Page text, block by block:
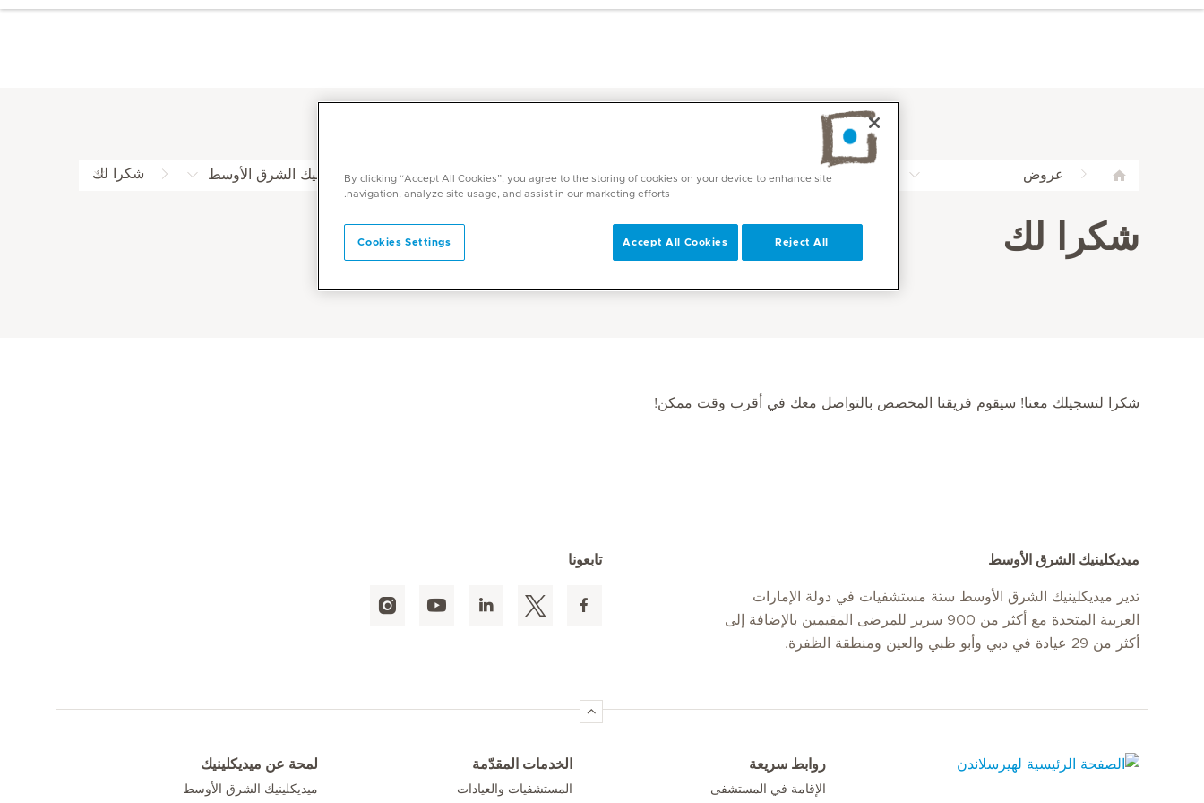
عروض برنامج إفحص الصحي والرعاية الأولية – ميديكلينيك التسجيل للفحص الطبي | ميديكلينيك الشرق الأوسط شكرا لك
شكرا لك
شكرا لتسجيلك معنا! سيقوم فريقنا المخصص بالتواصل معك في أقرب وقت ممكن!
ميديكلينيك الشرق الأوسط
تدير ميديكلينيك الشرق الأوسط ستة مستشفيات في دولة الإمارات
العربية المتحدة مع أكثر من 900 سرير للمرضى المقيمين بالإضافة إلى
أكثر من 29 عيادة في دبي وأبو ظبي والعين ومنطقة الظفرة.
تابعونا
روابط سريعة
الإقامة في المستشفى
الخدمات المقدّمة
المستشفيات والعيادات
لمحة عن ميديكلينيك
ميديكلينيك الشرق الأوسط
By clicking “Accept All Cookies”, you agree to the storing of cookies on your device to enhance site
navigation, analyze site usage, and assist in our marketing efforts.
Cookies Settings Reject All
Accept All Cookies